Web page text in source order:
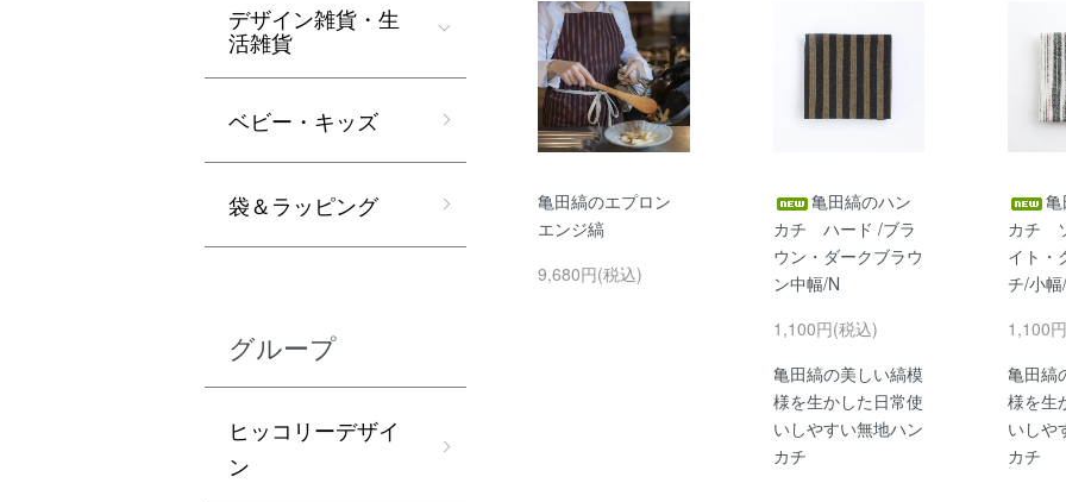
亀田縞のエプロン
エンジ縞
9,680円(税込)
亀田縞のハン
カチ ハード /ブラ
ウン・ダークブラウ
ン中幅/N
1,100円(税込)
亀田縞の美しい縞模
様を生かした日常使
いしやすい無地ハン
カチ
カチ
イト・
チ/小幅
1,100
亀田縞
様を生
いしや
カチ
デザイン雑貨・生
活雑貨
ベビー・キッズ
袋＆ラッピング
グループ
ヒッコリーデザイ
ン